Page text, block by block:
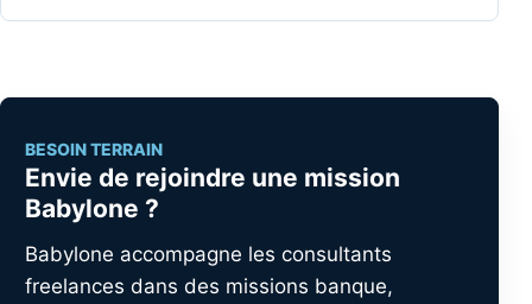
BESOIN TERRAIN
Envie de rejoindre une mission
Babylone ?
Babylone accompagne les consultants
freelances dans des missions banque,